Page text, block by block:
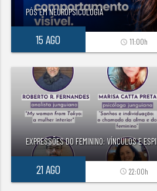
PÓS EM NEUROPSICOLOGIA
15 AGO access_time 11:00h
EXPRESSÕES DO FEMININO: VÍNCULOS E
21 AGO access_time 22:00h